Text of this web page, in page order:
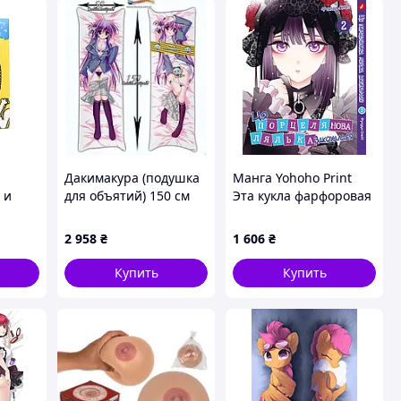
и
Дакимакура (подушка
для объятий) 150 см
2 958 ₴
Купить
Манга Yohoho Print
Эта кукла фарфоровая
up doll на украинском
языке Том 02 YP TDDua
02 TS
1 606 ₴
Купить